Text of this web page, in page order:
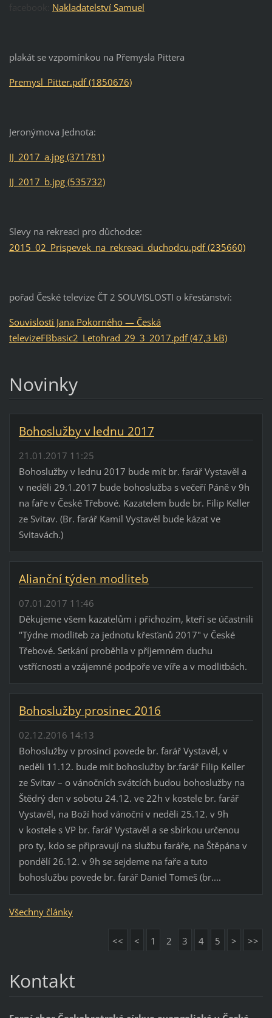
Nakladatelství Samuel
plakát se vzpomínkou na Přemysla Pittera
Premysl_Pitter.pdf (1850676)
Jeronýmova Jednota:
JJ_2017_a.jpg (371781)
JJ_2017_b.jpg (535732)
Slevy na rekreaci pro důchodce:
2015_02_Prispevek_na_rekreaci_duchodcu.pdf (235660)
pořad České televize ČT 2 SOUVISLOSTI o křesťanství:
Souvislosti Jana Pokorného — Česká
televizeFBbasic2_Letohrad_29_3_2017.pdf (47,3 kB)
Novinky
Bohoslužby v lednu 2017
21.01.2017 11:25
Bohoslužby v lednu 2017 bude mít br. farář Vystavěl a
v neděli 29.1.2017 bude bohoslužba s večeří Páně v 9h
na faře v České Třebové. Kazatelem bude br. Filip Keller
ze Svitav. (Br. farář Kamil Vystavěl bude kázat ve
Svitavách.)
Alianční týden modliteb
07.01.2017 11:46
Děkujeme všem kazatelům i příchozím, kteří se účastnili
"Týdne modliteb za jednotu křesťanů 2017" v České
Třebové. Setkání proběhla v příjemném duchu
vstřícnosti a vzájemné podpoře ve víře a v modlitbách.
Bohoslužby prosinec 2016
02.12.2016 14:13
Bohoslužby v prosinci povede br. farář Vystavěl, v
neděli 11.12. bude mít bohoslužby br.farář Filip Keller
ze Svitav – o vánočních svátcích budou bohoslužby na
Štědrý den v sobotu 24.12. ve 22h v kostele br. farář
Vystavěl, na Boží hod vánoční v neděli 25.12. v 9h
v kostele s VP br. farář Vystavěl a se sbírkou určenou
pro ty, kdo se připravují na službu faráře, na Štěpána v
pondělí 26.12. v 9h se sejdeme na faře a tuto
bohoslužbu povede br. farář Daniel Tomeš (br....
Všechny články
<< < 1 2 3 4 5 > >>
Kontakt